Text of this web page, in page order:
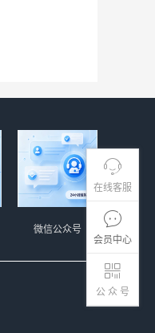
在线客服
会员中心
公 众 号
微信公众号